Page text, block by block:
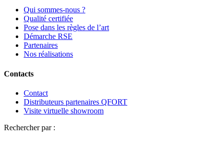
Qui sommes-nous ?
Qualité certifiée
Pose dans les règles de l’art
Démarche RSE
Partenaires
Nos réalisations
Contacts
Contact
Distributeurs partenaires QFORT
Visite virtuelle showroom
Rechercher par :